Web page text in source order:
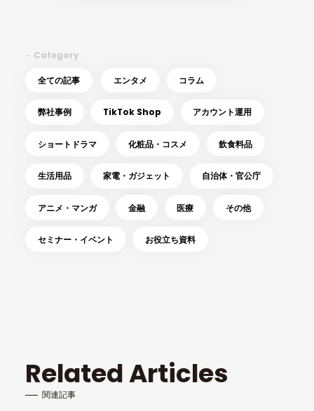
Category
全ての記事 エンタメ コラム
弊社事例 TikTok Shop アカウント運用
ショートドラマ 化粧品・コスメ 飲食料品
生活用品 家電・ガジェット 自治体・官公庁
アニメ・マンガ 金融 医療 その他
セミナー・イベント お役立ち資料
Related Articles
関連記事